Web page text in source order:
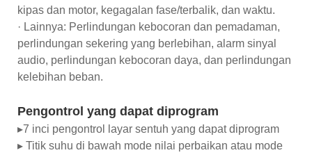
kipas dan motor, kegagalan fase/terbalik, dan waktu.
· Lainnya: Perlindungan kebocoran dan pemadaman,
perlindungan sekering yang berlebihan, alarm sinyal
audio, perlindungan kebocoran daya, dan perlindungan
kelebihan beban.
Pengontrol yang dapat diprogram
▸7 inci pengontrol layar sentuh yang dapat diprogram
▸ Titik suhu di bawah mode nilai perbaikan atau mode